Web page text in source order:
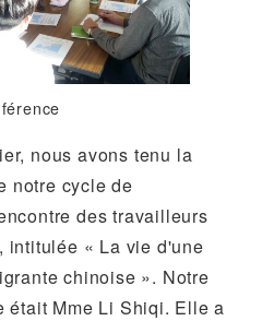
nous avons tenu la
notre cycle de
des travailleurs
intitulée « La vie d'une
chinoise ». Notre
était Mme Li Shiqi. Elle a